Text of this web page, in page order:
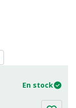
En stock